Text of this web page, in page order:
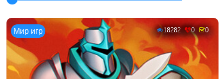
Мир игр 18282 0 0